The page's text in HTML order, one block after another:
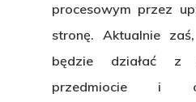
procesowym przez
stronę. Aktualnie
będzie działać
przedmiocie i